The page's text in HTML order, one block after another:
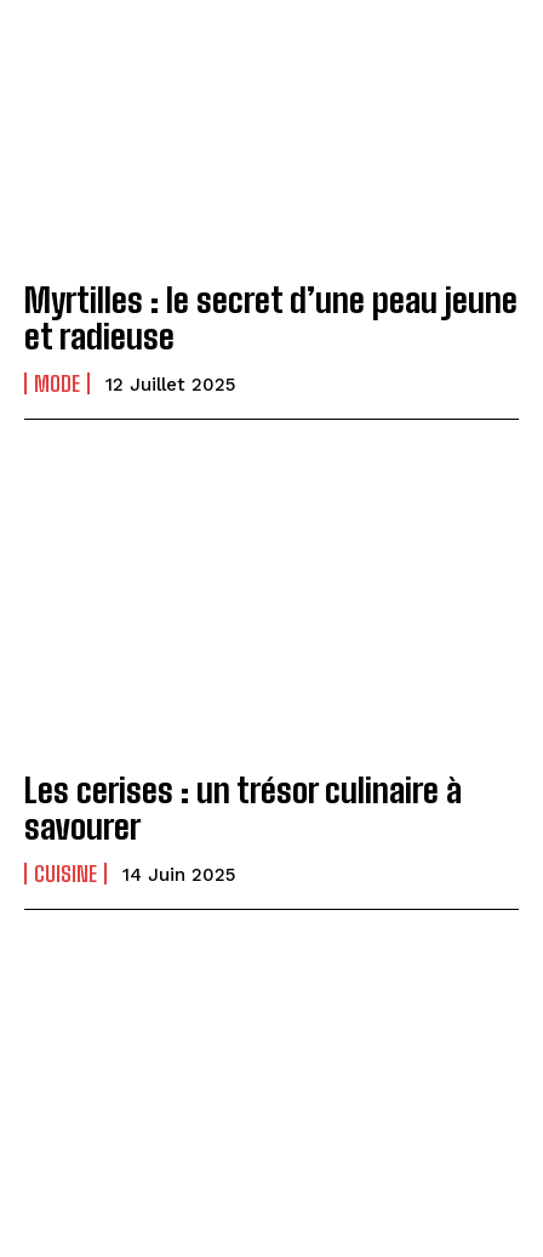
Myrtilles : le secret d’une peau jeune
et radieuse
MODE 12 Juillet 2025
Les cerises : un trésor culinaire à
savourer
CUISINE 14 Juin 2025